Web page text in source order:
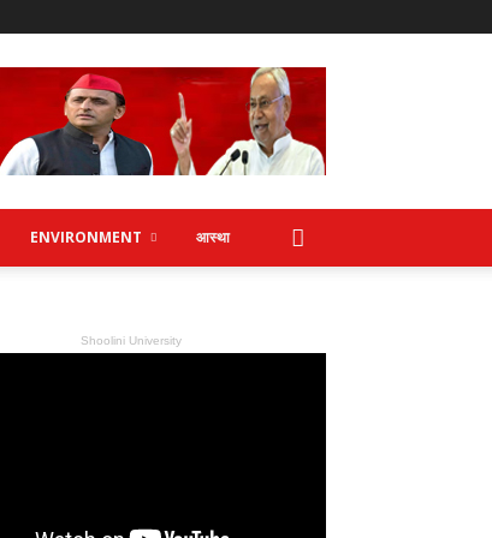
ENVIRONMENT आस्था
Shoolini University